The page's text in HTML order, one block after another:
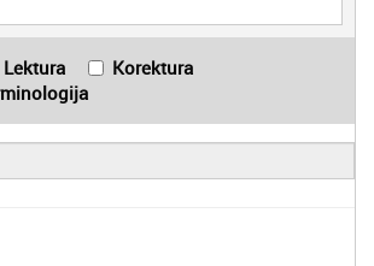
Lektura
Korektura